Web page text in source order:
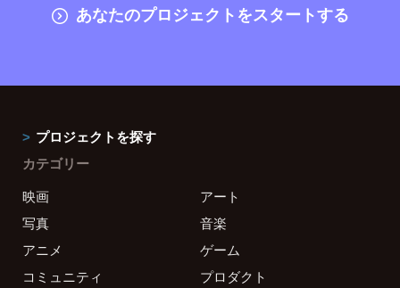
あなたのプロジェクトをスタートする
プロジェクトを探す
カテゴリー
映画
アート
写真
音楽
アニメ
ゲーム
コミュニティ
プロダクト